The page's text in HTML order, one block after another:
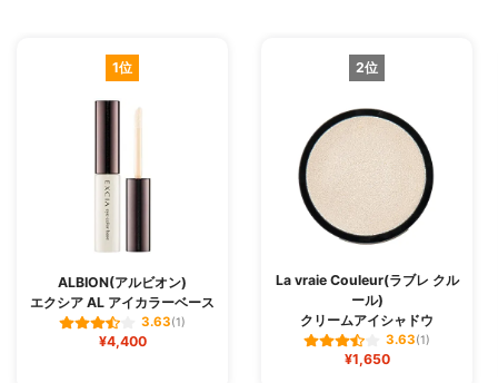
1位
ALBION(アルビオン)
エクシア AL アイカラーベース
3.63(1)
¥4,400
2位
La vraie Couleur(ラブレ クル
ール)
クリームアイシャドウ
3.63(1)
¥1,650